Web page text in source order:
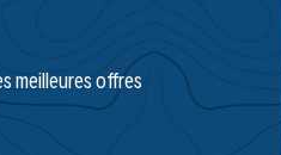
meilleures offres